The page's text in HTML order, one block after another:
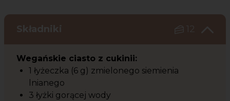
Składniki 12
Wegańskie ciasto z cukinii:
1 łyżeczka (6 g) zmielonego siemienia
lnianego
3 łyżki gorącej wody